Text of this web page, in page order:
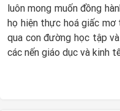
luôn mong muốn đồng
họ hiện thực hoá giấc
qua con đường học tập
các nến giáo dục và kinh